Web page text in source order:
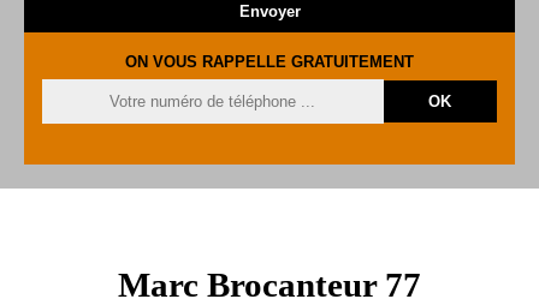
ON VOUS RAPPELLE GRATUITEMENT
Marc Brocanteur 77